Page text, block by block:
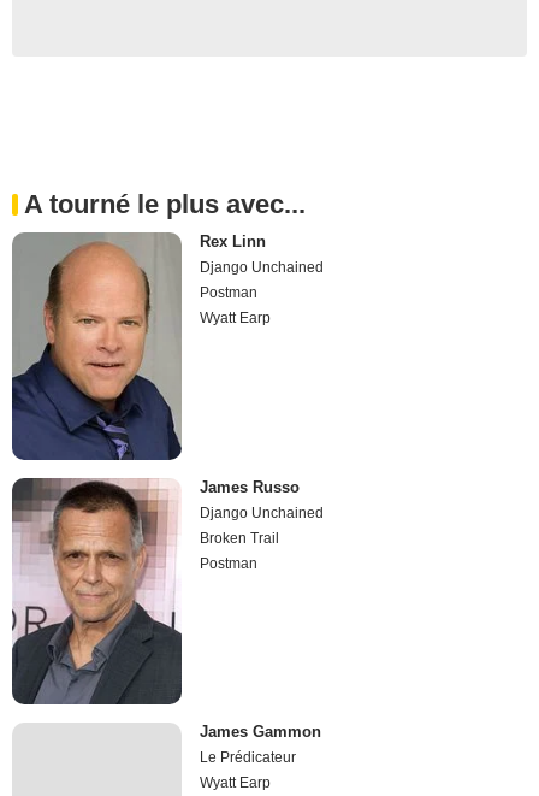
A tourné le plus avec...
Rex Linn
Django Unchained
Postman
Wyatt Earp
James Russo
Django Unchained
Broken Trail
Postman
James Gammon
Le Prédicateur
Wyatt Earp